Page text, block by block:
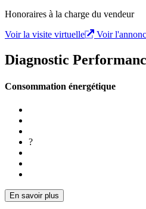
Honoraires à la charge du vendeur
Voir la visite virtuelle
Voir
Diagnostic
Consommation énergétique
?
En savoir plus